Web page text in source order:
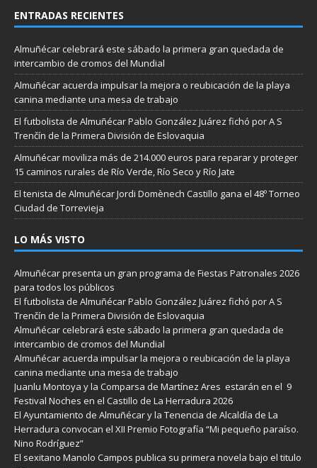
ENTRADAS RECIENTES
Almuñécar celebrará este sábado la primera gran quedada de
intercambio de cromos del Mundial
Almuñécar acuerda impulsar la mejora o reubicación de la playa
canina mediante una mesa de trabajo
El futbolista de Almuñécar Pablo González Juárez fichó por A S
Trenčín de la Primera División de Eslovaquia
Almuñécar moviliza más de 214.000 euros para reparar y proteger
15 caminos rurales de Río Verde, Río Seco y Río Jate
El tenista de Almuñécar Jordi Domènech Castillo gana el 48º Torneo
Ciudad de Torrevieja
LO MÁS VISTO
Almuñécar presenta un gran programa de Fiestas Patronales 2026
para todos los públicos
El futbolista de Almuñécar Pablo González Juárez fichó por A S
Trenčín de la Primera División de Eslovaquia
Almuñécar celebrará este sábado la primera gran quedada de
intercambio de cromos del Mundial
Almuñécar acuerda impulsar la mejora o reubicación de la playa
canina mediante una mesa de trabajo
Juanlu Montoya y la Comparsa de Martínez Ares estarán en el 9
Festival Noches en el Castillo de La Herradura 2026
El Ayuntamiento de Almuñécar y la Tenencia de Alcaldía de La
Herradura convocan el XII Premio Fotografía “Mi pequeño paraíso.
Nino Rodríguez”
El sexitano Manolo Campos publica su primera novela bajo el titulo